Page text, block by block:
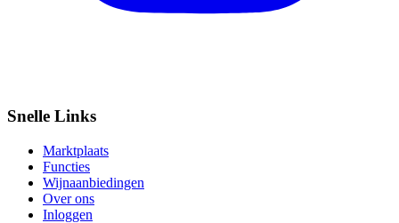
Snelle Links
Marktplaats
Functies
Wijnaanbiedingen
Over ons
Inloggen